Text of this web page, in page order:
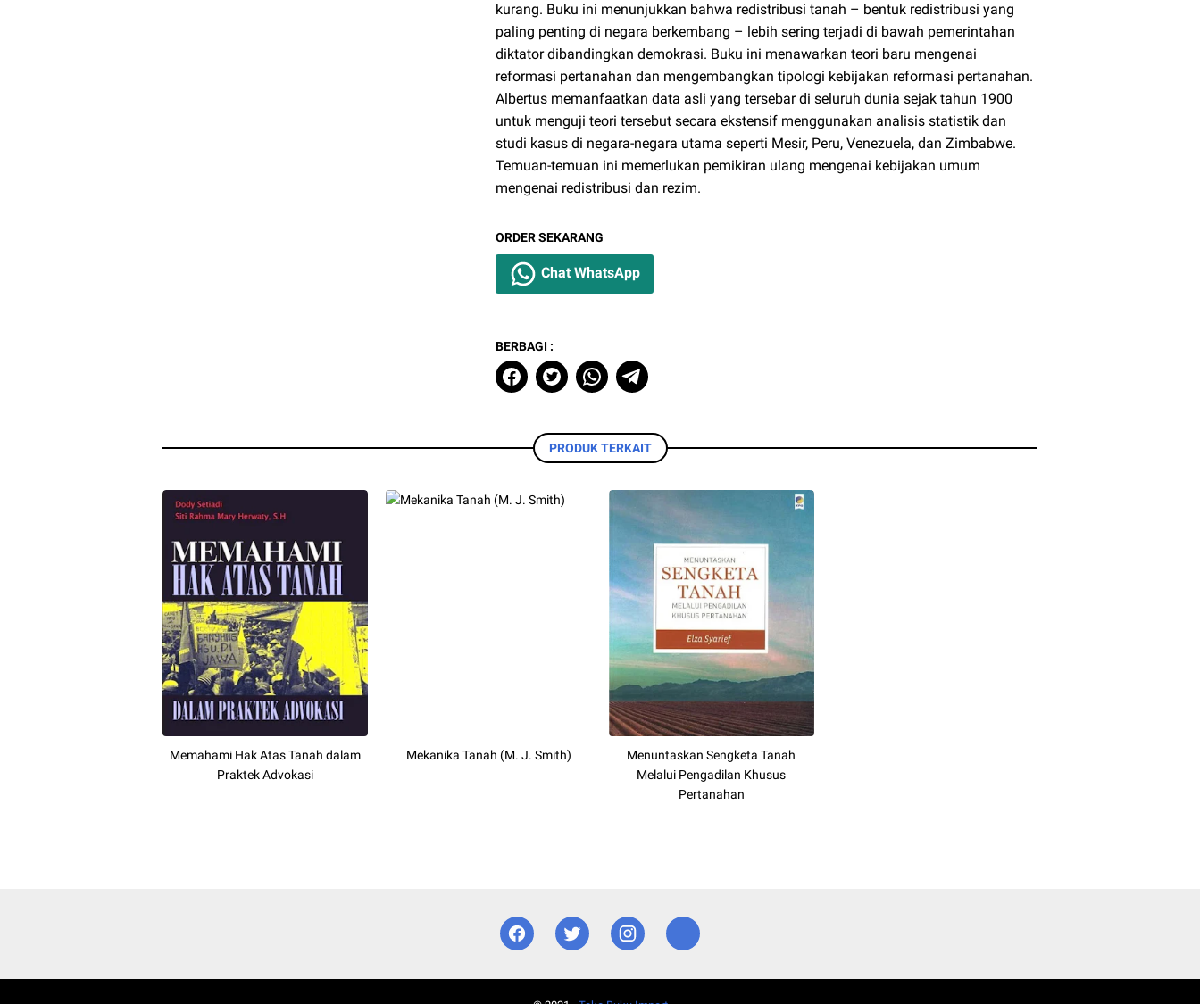
kurang. Buku ini menunjukkan bahwa redistribusi tanah – bentuk redistribusi yang
paling penting di negara berkembang – lebih sering terjadi di bawah pemerintahan
diktator dibandingkan demokrasi. Buku ini menawarkan teori baru mengenai
reformasi pertanahan dan mengembangkan tipologi kebijakan reformasi pertanahan.
Albertus memanfaatkan data asli yang tersebar di seluruh dunia sejak tahun 1900
untuk menguji teori tersebut secara ekstensif menggunakan analisis statistik dan
studi kasus di negara-negara utama seperti Mesir, Peru, Venezuela, dan Zimbabwe.
Temuan-temuan ini memerlukan pemikiran ulang mengenai kebijakan umum
mengenai redistribusi dan rezim.
ORDER SEKARANG
Chat WhatsApp
BERBAGI :
PRODUK TERKAIT
Memahami Hak Atas Tanah dalam
Praktek Advokasi
Mekanika Tanah (M. J. Smith)
Menuntaskan Sengketa Tanah
Melalui Pengadilan Khusus
Pertanahan